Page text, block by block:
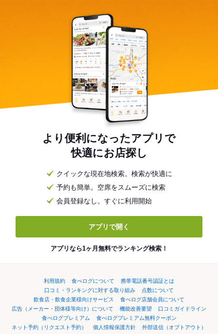
より便利になったアプリで
快適にお店探し
クイックな現在地検索。検索が快適に
予約も簡単。空席をスムーズに検索
会員登録なし。すぐに利用開始
アプリで開く
アプリなら1ヶ月無料でランキング検索！
利用規約 食べログについて
携帯電話番号認証とは
口コミ・ランキングに対する取り組み
点数について
飲食店・飲食企業様向けサービス
食べログ店舗会員について
広告（メーカー・団体様等向け）について
機能改善要望
口コミガイドライン
食べログプレミアム
食べログプレミアム無料クーポン
ネット予約（リクエスト予約）
個人情報保護方針
外部送信（オプトアウト）